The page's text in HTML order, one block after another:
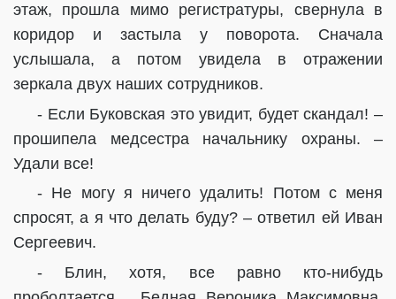
этаж, прошла мимо регистратуры, свернула в
коридор и застыла у поворота. Сначала
услышала, а потом увидела в отражении
зеркала двух наших сотрудников.
- Если Буковская это увидит, будет скандал! –
прошипела медсестра начальнику охраны. –
Удали все!
- Не могу я ничего удалить! Потом с меня
спросят, а я что делать буду? – ответил ей Иван
Сергеевич.
- Блин, хотя, все равно кто-нибудь